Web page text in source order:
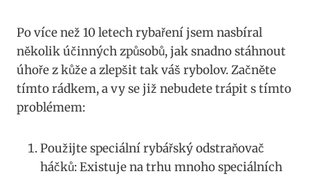
Po více než 10 letech rybaření jsem nasbíral
několik účinných způsobů, jak snadno stáhnout
úhoře z kůže a zlepšit tak váš rybolov. Začněte
tímto rádkem, a vy se již nebudete trápit s tímto
problémem:
Použijte speciální rybářský odstraňovač
háčků: Existuje na trhu mnoho speciálních